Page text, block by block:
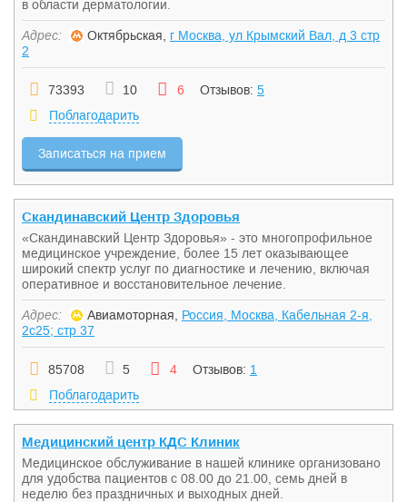
в области дерматологии.
Адрес: Октябрьская, г Москва, ул Крымский Вал, д 3 стр
2
73393 10 6 Отзывов: 5
Поблагодарить
Записаться на прием
Скандинавский Центр Здоровья
«Скандинавский Центр Здоровья» - это многопрофильное
медицинское учреждение, более 15 лет оказывающее
широкий спектр услуг по диагностике и лечению, включая
оперативное и восстановительное лечение.
Адрес: Авиамоторная, Россия, Москва, Кабельная 2-я,
2с25; стр 37
85708 5 4 Отзывов: 1
Поблагодарить
Медицинский центр КДС Клиник
Медицинское обслуживание в нашей клинике организовано
для удобства пациентов с 08.00 до 21.00, семь дней в
неделю без праздничных и выходных дней.